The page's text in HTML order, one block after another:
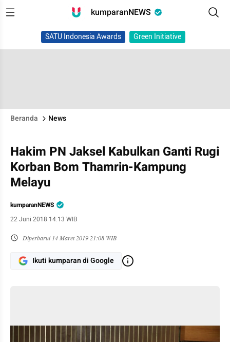
kumparanNEWS
SATU Indonesia Awards Green Initiative
Beranda News
Hakim PN Jaksel Kabulkan Ganti Rugi
Korban Bom Thamrin-Kampung
Melayu
kumparanNEWS
22 Juni 2018 14:13 WIB
Diperbarui 14 Maret 2019 21:08 WIB
Ikuti kumparan di Google